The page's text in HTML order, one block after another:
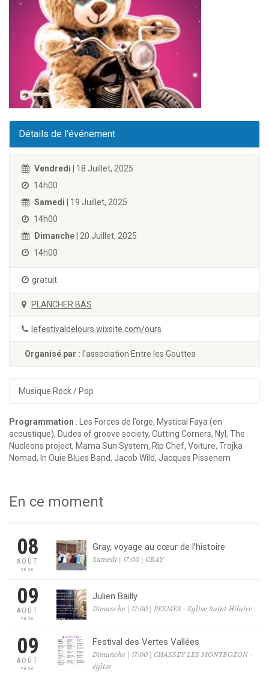
Détails de l'événement
Vendredi | 18 Juillet, 2025
14h00
Samedi | 19 Juillet, 2025
14h00
Dimanche | 20 Juillet, 2025
14h00
gratuit
PLANCHER BAS
lefestivaldelours.wixsite.com/ours
Organisé par : l'association Entre les Gouttes
Musique Rock / Pop
Programmation : Les Forces de l’orge, Mystical Faya (en
acoustique), Dudes of groove society, Cutting Corners, Nyl, The
Nucleons project, Mama Sun System, Rip Chef, Voiture, Trojka
Nomad, In Ouie Blues Band, Jacob Wild, Jacques Pissenem
En ce moment
08
AOÛT
2026
Gray, voyage au cœur de l’histoire
Samedi | 17:00 | GRAY
09
AOÛT
2026
Julien Bailly
Dimanche | 17:00 | PESMES - Eglise Saint-Hilaire
09
AOÛT
2026
Festival des Vertes Vallées
Dimanche | 17:00 | CHASSEY LES MONTBOZON -
église